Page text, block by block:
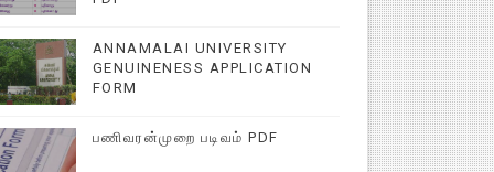
ANNAMALAI UNIVERSITY
GENUINENESS APPLICATION
FORM
பணிவரன்முறை படிவம் PDF